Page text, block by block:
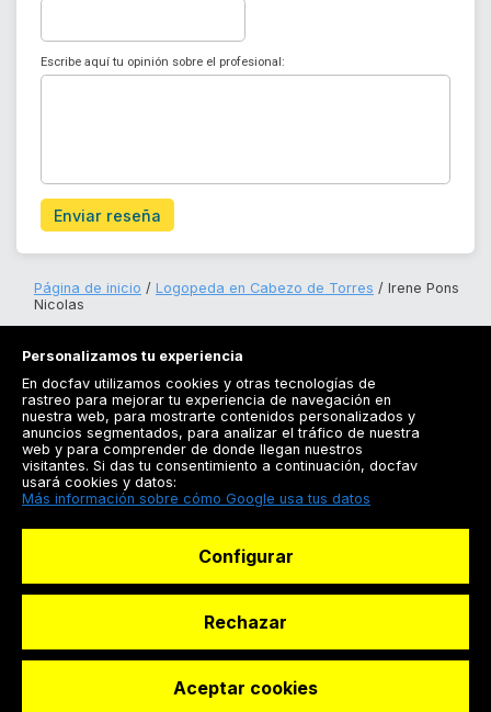
Escribe aquí tu opinión sobre el profesional:
Enviar reseña
Página de inicio Logopeda en Cabezo de Torres
Irene Pons
Nicolas
Registrarse
Docfav
© Dashboard Technologies S.L
Personalizamos tu experiencia
En docfav utilizamos cookies y otras tecnologías de
rastreo para mejorar tu experiencia de navegación en
nuestra web, para mostrarte contenidos personalizados y
anuncios segmentados, para analizar el tráfico de nuestra
web y para comprender de donde llegan nuestros
visitantes. Si das tu consentimiento a continuación, docfav
usará cookies y datos:
Más información sobre cómo Google usa tus datos
Configurar
Rechazar
Aceptar cookies